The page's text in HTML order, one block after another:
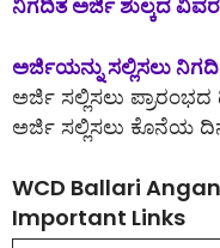
ನಿಗದಿತ ಅರ್ಜಿ ಶುಲ್ಕದ
ಅರ್ಜಿಯನ್ನು ಸಲ್ಲಿಸಲು
ಅರ್ಜಿ ಸಲ್ಲಿಸಲು
ಅರ್ಜಿ ಸಲ್ಲಿಸಲು ಕೊನೆಯ
WCD Ballari
Important Links